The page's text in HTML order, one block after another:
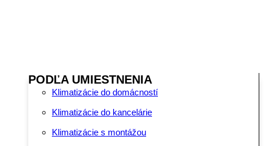
PODĽA UMIESTNENIA
Klimatizácie do domácností
Klimatizácie do kancelárie
Klimatizácie s montážou